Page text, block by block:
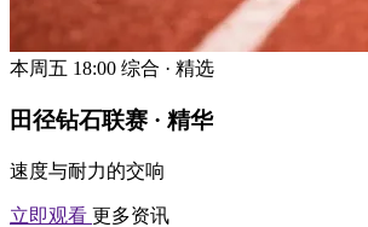
本周五 18:00 综合 · 精选
田径钻石联赛 · 精华
速度与耐力的交响
立即观看 更多资讯